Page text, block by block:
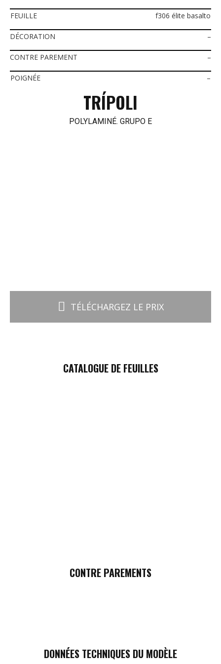
FEUILLE f306 élite basalto
DÉCORATION –
CONTRE PAREMENT –
POIGNÉE –
TRÍPOLI
POLYLAMINÉ. GRUPO E
TÉLÉCHARGEZ LE PRIX
CATALOGUE DE FEUILLES
CONTRE PAREMENTS
DONNÉES TECHNIQUES DU MODÈLE